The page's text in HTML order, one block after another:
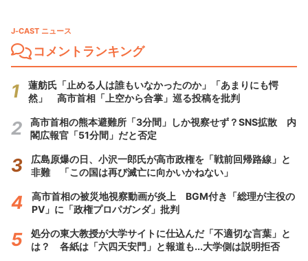
J-CAST ニュース
コメントランキング
蓮舫氏「止める人は誰もいなかったのか」「あまりにも愕
然」 高市首相「上空から合掌」巡る投稿を批判
高市首相の熊本避難所「3分間」しか視察せず？SNS拡散 内
閣広報官「51分間」だと否定
広島原爆の日、小沢一郎氏が高市政権を「戦前回帰路線」と
非難 「この国は再び滅亡に向かいかねない」
高市首相の被災地視察動画が炎上 BGM付き「総理が主役の
PV」に「政権プロパガンダ」批判
処分の東大教授が大学サイトに仕込んだ「不適切な言葉」と
は？ 各紙は「六四天安門」と報道も...大学側は説明拒否